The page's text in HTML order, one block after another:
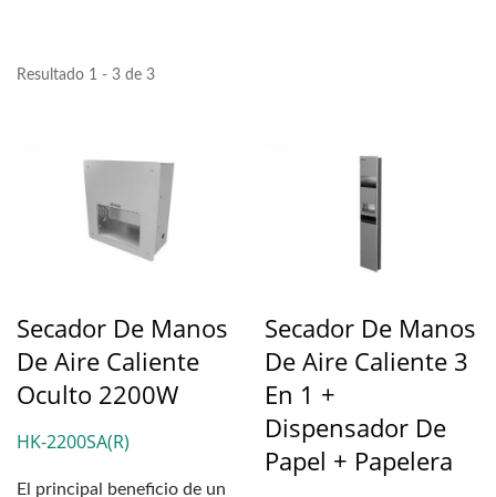
Resultado 1 - 3 de 3
Secador De Manos
De Aire Caliente
Oculto 2200W
HK-2200SA(R)
El principal beneficio de un
Secador De Manos
De Aire Caliente 3
En 1 +
Dispensador De
Papel + Papelera